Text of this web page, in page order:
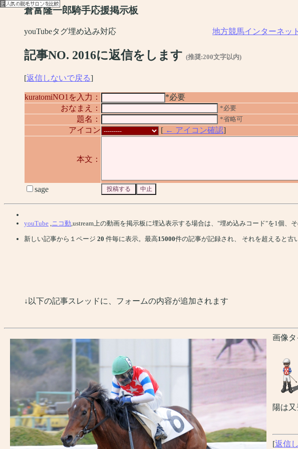
倉富隆一郎騎手応援掲示板
youTubeタグ埋め込み対応 地方競馬インターネッ
記事NO. 2016に返信をします (推奨:200文字以内)
[返信しないで戻る]
kuratomiNO1を入力：
*必要
おなまえ：
*必要
題名： *省略可
アイコン [ ← アイコン確認]
本文：
sage
youTube ニコ動 ,ustream上の動画を掲示板に埋込表示する場合は、"埋め込みコード"を1個、
新しい記事から１ページ 20 件毎に表示。最高15000件の記事が記録され、 それを超えると古
↓以下の記事スレッドに、フォームの内容が追加されます
画像タ
陽は
[返信